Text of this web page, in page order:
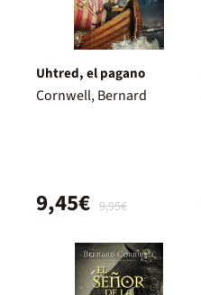
Uhtred, el pagano
Cornwell, Bernard
9,95€
9,45€